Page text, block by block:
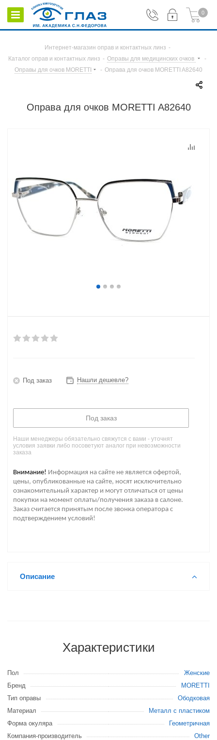
0
Интернет-магазин оправ и контактных линз -
Каталог оправ и контактных линз - Оправы для медицинских очков
-
Оправы для очков MORETTI
- Оправа для очков MORETTI A82640
Оправа для очков MORETTI A82640
Под заказ Нашли дешевле?
Под заказ
Наши менеджеры обязательно свяжутся с вами - уточнят
условия заявки либо посоветуют аналог при невозможности
заказа
Внимание! Информация на сайте не является офертой,
цены, опубликованные на сайте, носят исключительно
ознакомительный характер и могут отличаться от цены
покупки на момент оплаты/получения заказа в салоне.
Заказ считается принятым после звонка оператора с
подтверждением условий!
Описание
Характеристики
Пол
Женские
Бренд
MORETTI
Тип оправы
Ободковая
Материал
Металл с пластиком
Форма окуляра
Геометричная
Компания-производитель
Other